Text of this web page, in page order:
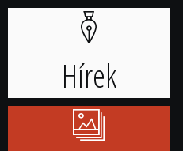
Ugrás
Hírek